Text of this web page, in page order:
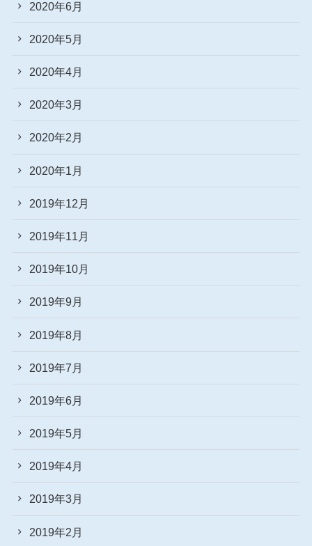
2020年6月
2020年5月
2020年4月
2020年3月
2020年2月
2020年1月
2019年12月
2019年11月
2019年10月
2019年9月
2019年8月
2019年7月
2019年6月
2019年5月
2019年4月
2019年3月
2019年2月